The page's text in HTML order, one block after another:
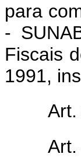
para
-
Fiscais
1991,